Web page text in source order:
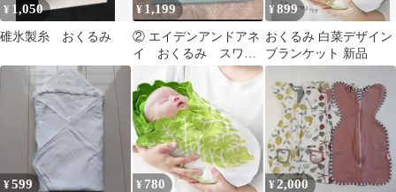
¥ 1,050
碓氷製糸 おくるみ
¥ 1,199
② エイデンアンドアネ
イ おくるみ スワド
ル アリエル 1枚
¥899
おくるみ 白菜デザイン
ブランケット 新品
¥599 ¥ 780 ¥2,000